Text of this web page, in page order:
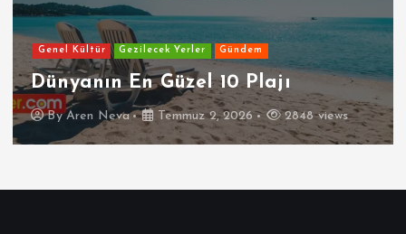
Genel Kültür Gezilecek Yerler Gündem
Dünyanın En Güzel 10 Plajı
ByAren Neva Temmuz 2, 2026 2848 views